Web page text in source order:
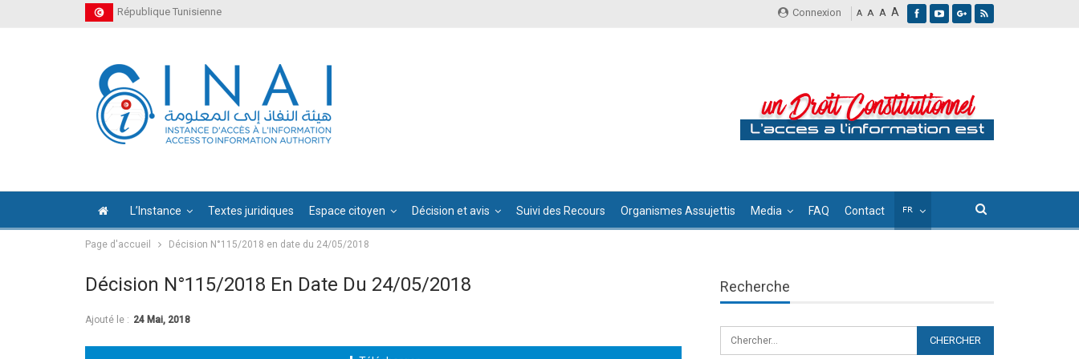
Connexion A A A A
République Tunisienne
L’Instance Textes juridiques Espace citoyen Décision et avis Suivi des Recours Organismes Assujettis Media FAQ Contact
Page d'accueil Décision N°115/2018 en date du 24/05/2018
Décision N°115/2018 En Date Du 24/05/2018
Ajouté le : 24 Mai, 2018
Recherche